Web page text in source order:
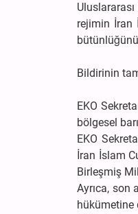
rejimin İran
Bildirinin
EKO
bölgesel
EKO
İran İslam
Birleşmiş
Ayrıca, son
hükümetine